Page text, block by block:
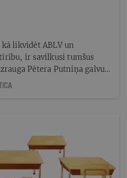
likvidēt ABLV un
ir savilkusi tumšus
Pētera Putniņa galvu.
pārliecināta, ka FKTK